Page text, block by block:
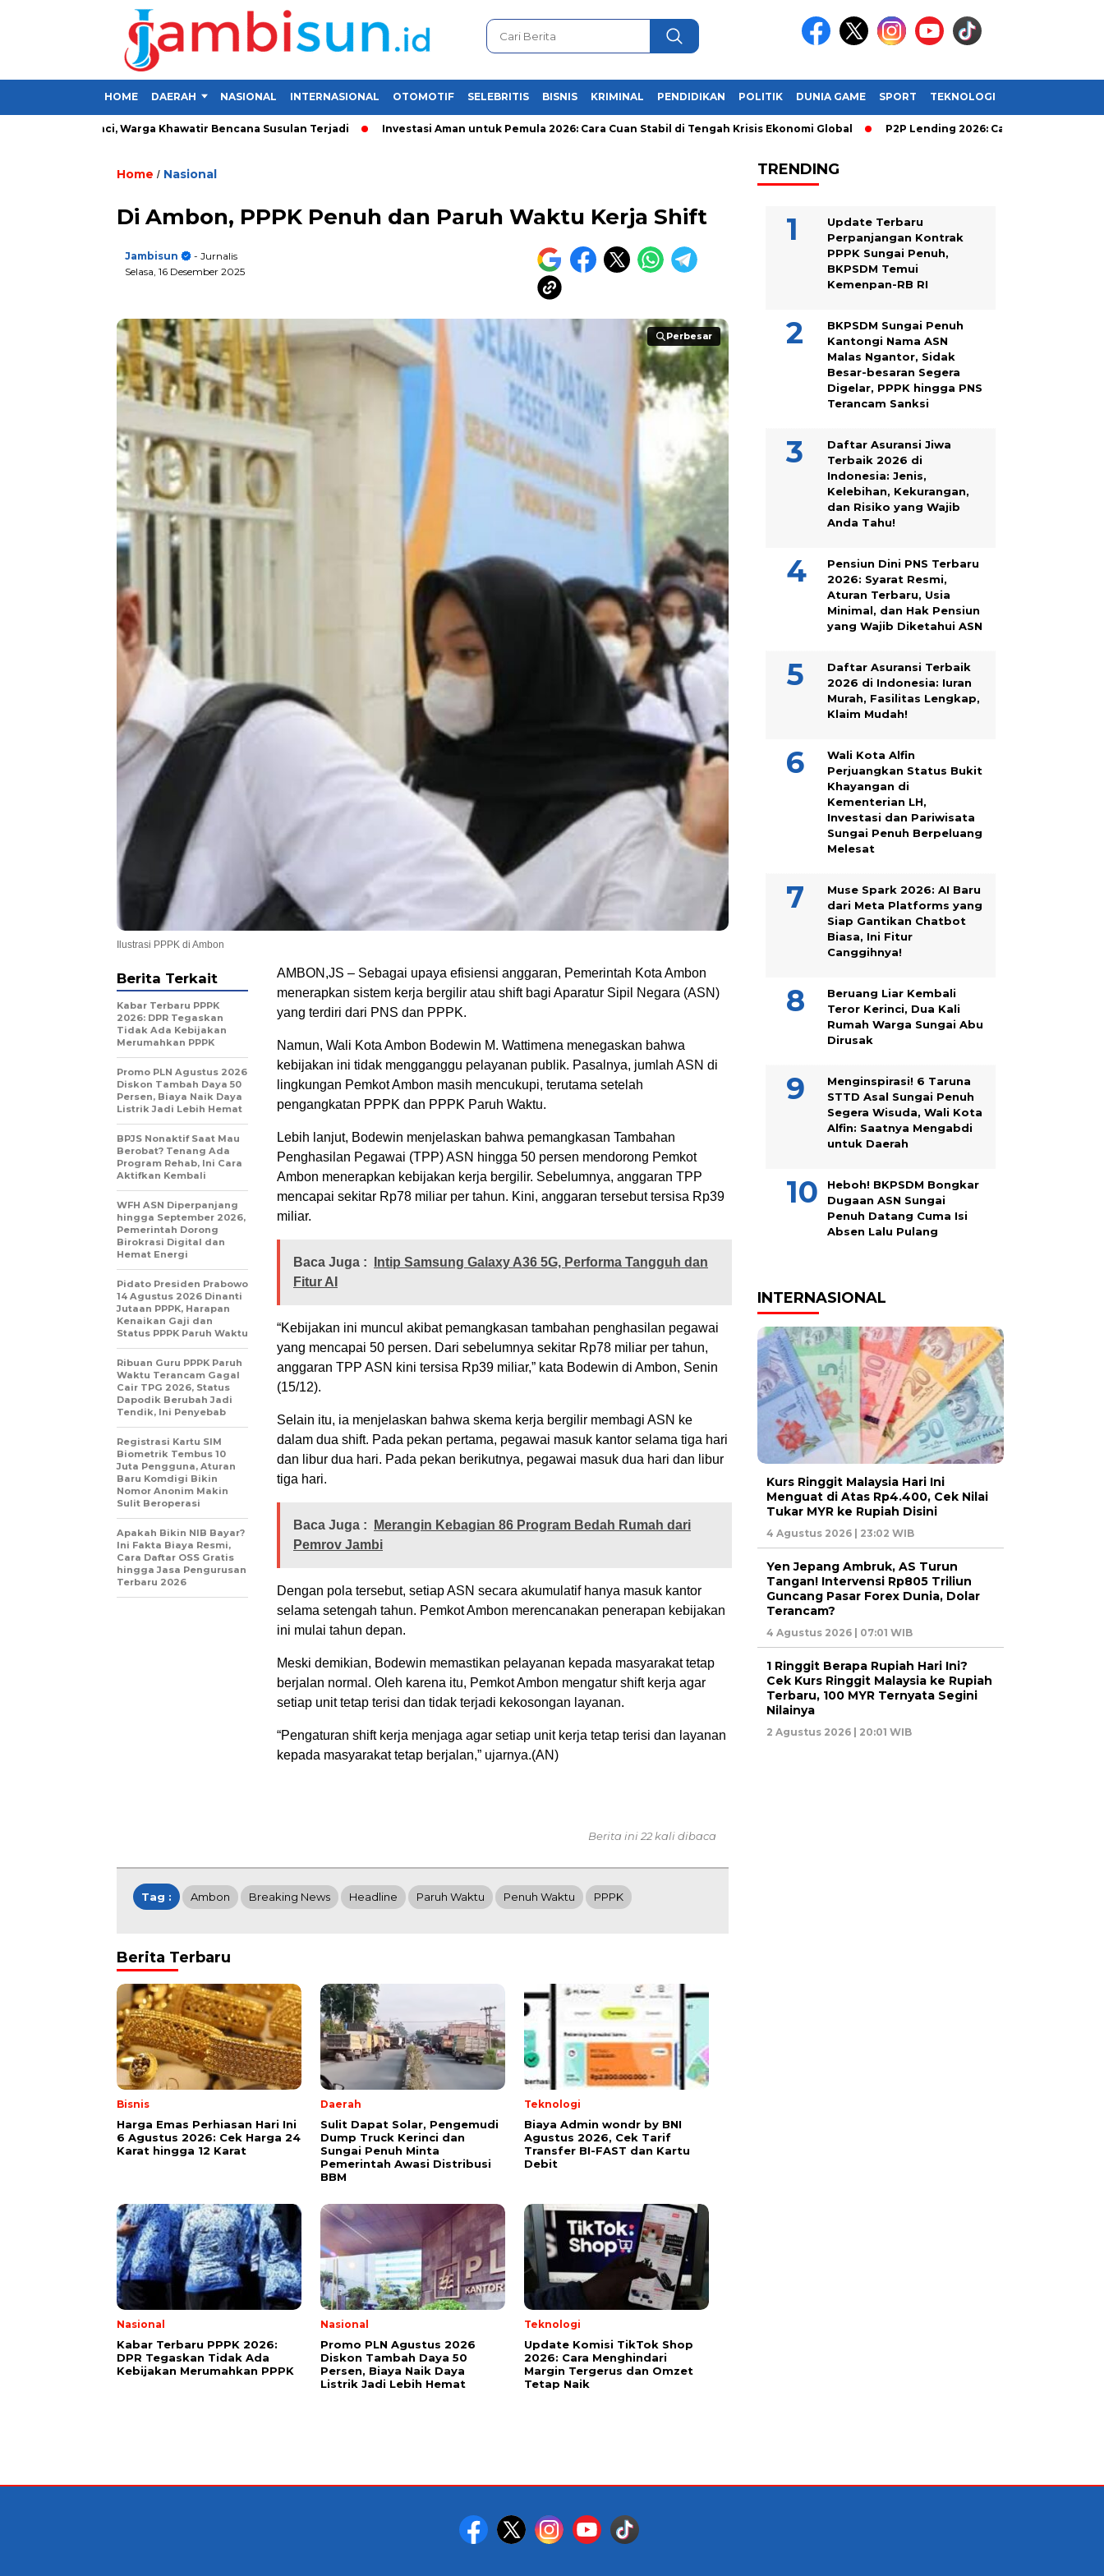
HOME DAERAH NASIONAL INTERNASIONAL OTOMOTIF SELEBRITIS BISNIS KRIMINAL PENDIDIKAN POLITIK DUNIA GAME SPORT TEKNOLOGI
di Kerinci, Warga Khawatir Bencana Susulan Terjadi Investasi Aman untuk Pemula 2026: Cara Cuan Stabil di Tengah Krisis Ekonomi Global P2P Lending 2026: Cara Cerdas
Home / Nasional
Di Ambon, PPPK Penuh dan Paruh Waktu Kerja Shift
Jambisun
- Jurnalis
Selasa, 16 Desember 2025
Perbesar
Perbesar
Ilustrasi PPPK di Ambon
AMBON,JS – Sebagai upaya efisiensi anggaran, Pemerintah Kota Ambon
menerapkan sistem kerja bergilir atau shift bagi Aparatur Sipil Negara (ASN)
yang terdiri dari PNS dan PPPK.
Namun, Wali Kota Ambon Bodewin M. Wattimena menegaskan bahwa
kebijakan ini tidak mengganggu pelayanan publik. Pasalnya, jumlah ASN di
lingkungan Pemkot Ambon masih mencukupi, terutama setelah
pengangkatan PPPK dan PPPK Paruh Waktu.
Lebih lanjut, Bodewin menjelaskan bahwa pemangkasan Tambahan
Penghasilan Pegawai (TPP) ASN hingga 50 persen mendorong Pemkot
Ambon menerapkan kebijakan kerja bergilir. Sebelumnya, anggaran TPP
mencapai sekitar Rp78 miliar per tahun. Kini, anggaran tersebut tersisa Rp39
miliar.
Baca Juga :
Intip Samsung Galaxy A36 5G, Performa Tangguh dan
Fitur AI
“Kebijakan ini muncul akibat pemangkasan tambahan penghasilan pegawai
yang mencapai 50 persen. Dari sebelumnya sekitar Rp78 miliar per tahun,
anggaran TPP ASN kini tersisa Rp39 miliar,” kata Bodewin di Ambon, Senin
(15/12).
Selain itu, ia menjelaskan bahwa skema kerja bergilir membagi ASN ke
dalam dua shift. Pada pekan pertama, pegawai masuk kantor selama tiga hari
dan libur dua hari. Pada pekan berikutnya, pegawai masuk dua hari dan libur
tiga hari.
Baca Juga :
Merangin Kebagian 86 Program Bedah Rumah dari
Pemrov Jambi
Dengan pola tersebut, setiap ASN secara akumulatif hanya masuk kantor
selama setengah tahun. Pemkot Ambon merencanakan penerapan kebijakan
ini mulai tahun depan.
Meski demikian, Bodewin memastikan pelayanan kepada masyarakat tetap
berjalan normal. Oleh karena itu, Pemkot Ambon mengatur shift kerja agar
setiap unit tetap terisi dan tidak terjadi kekosongan layanan.
“Pengaturan shift kerja menjaga agar setiap unit kerja tetap terisi dan layanan
kepada masyarakat tetap berjalan,” ujarnya.(AN)
Berita Terkait
Kabar Terbaru PPPK
2026: DPR Tegaskan
Tidak Ada Kebijakan
Merumahkan PPPK
Promo PLN Agustus 2026
Diskon Tambah Daya 50
Persen, Biaya Naik Daya
Listrik Jadi Lebih Hemat
BPJS Nonaktif Saat Mau
Berobat? Tenang Ada
Program Rehab, Ini Cara
Aktifkan Kembali
WFH ASN Diperpanjang
hingga September 2026,
Pemerintah Dorong
Birokrasi Digital dan
Hemat Energi
Pidato Presiden Prabowo
14 Agustus 2026 Dinanti
Jutaan PPPK, Harapan
Kenaikan Gaji dan
Status PPPK Paruh Waktu
Ribuan Guru PPPK Paruh
Waktu Terancam Gagal
Cair TPG 2026, Status
Dapodik Berubah Jadi
Tendik, Ini Penyebab
Registrasi Kartu SIM
Biometrik Tembus 10
Juta Pengguna, Aturan
Baru Komdigi Bikin
Nomor Anonim Makin
Sulit Beroperasi
Apakah Bikin NIB Bayar?
Ini Fakta Biaya Resmi,
Cara Daftar OSS Gratis
hingga Jasa Pengurusan
Terbaru 2026
Berita ini 22 kali dibaca
Tag : Ambon Breaking News Headline Paruh Waktu Penuh Waktu PPPK
Berita Terbaru
Bisnis
Harga Emas Perhiasan Hari Ini
6 Agustus 2026: Cek Harga 24
Karat hingga 12 Karat
Daerah
Sulit Dapat Solar, Pengemudi
Dump Truck Kerinci dan
Sungai Penuh Minta
Pemerintah Awasi Distribusi
BBM
Teknologi
Biaya Admin wondr by BNI
Agustus 2026, Cek Tarif
Transfer BI-FAST dan Kartu
Debit
Nasional
Kabar Terbaru PPPK 2026:
DPR Tegaskan Tidak Ada
Kebijakan Merumahkan PPPK
Nasional
Promo PLN Agustus 2026
Diskon Tambah Daya 50
Persen, Biaya Naik Daya
Listrik Jadi Lebih Hemat
Teknologi
Update Komisi TikTok Shop
2026: Cara Menghindari
Margin Tergerus dan Omzet
Tetap Naik
TRENDING
Update Terbaru
Perpanjangan Kontrak
PPPK Sungai Penuh,
BKPSDM Temui
Kemenpan-RB RI
BKPSDM Sungai Penuh
Kantongi Nama ASN
Malas Ngantor, Sidak
Besar-besaran Segera
Digelar, PPPK hingga PNS
Terancam Sanksi
Daftar Asuransi Jiwa
Terbaik 2026 di
Indonesia: Jenis,
Kelebihan, Kekurangan,
dan Risiko yang Wajib
Anda Tahu!
Pensiun Dini PNS Terbaru
2026: Syarat Resmi,
Aturan Terbaru, Usia
Minimal, dan Hak Pensiun
yang Wajib Diketahui ASN
Daftar Asuransi Terbaik
2026 di Indonesia: Iuran
Murah, Fasilitas Lengkap,
Klaim Mudah!
Wali Kota Alfin
Perjuangkan Status Bukit
Khayangan di
Kementerian LH,
Investasi dan Pariwisata
Sungai Penuh Berpeluang
Melesat
Muse Spark 2026: AI Baru
dari Meta Platforms yang
Siap Gantikan Chatbot
Biasa, Ini Fitur
Canggihnya!
Beruang Liar Kembali
Teror Kerinci, Dua Kali
Rumah Warga Sungai Abu
Dirusak
Menginspirasi! 6 Taruna
STTD Asal Sungai Penuh
Segera Wisuda, Wali Kota
Alfin: Saatnya Mengabdi
untuk Daerah
Heboh! BKPSDM Bongkar
Dugaan ASN Sungai
Penuh Datang Cuma Isi
Absen Lalu Pulang
INTERNASIONAL
Kurs Ringgit Malaysia Hari Ini
Menguat di Atas Rp4.400, Cek Nilai
Tukar MYR ke Rupiah Disini
4 Agustus 2026 | 23:02 WIB
Yen Jepang Ambruk, AS Turun
Tangan! Intervensi Rp805 Triliun
Guncang Pasar Forex Dunia, Dolar
Terancam?
4 Agustus 2026 | 07:01 WIB
1 Ringgit Berapa Rupiah Hari Ini?
Cek Kurs Ringgit Malaysia ke Rupiah
Terbaru, 100 MYR Ternyata Segini
Nilainya
2 Agustus 2026 | 20:01 WIB